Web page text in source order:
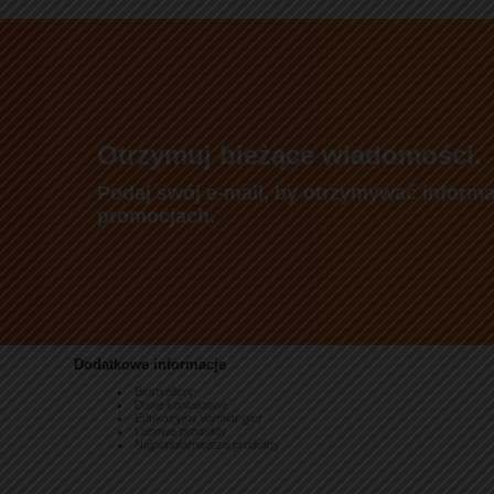
Otrzymuj bieżące wiadomości.
Podaj swój e-mail, by otrzymywać
promocjach.
Dodatkowe informacje
Bestsellery
Dane kontaktowe
Edukacyjny wymiar gier
Losowe produkty
Najpopularniejsze produkty